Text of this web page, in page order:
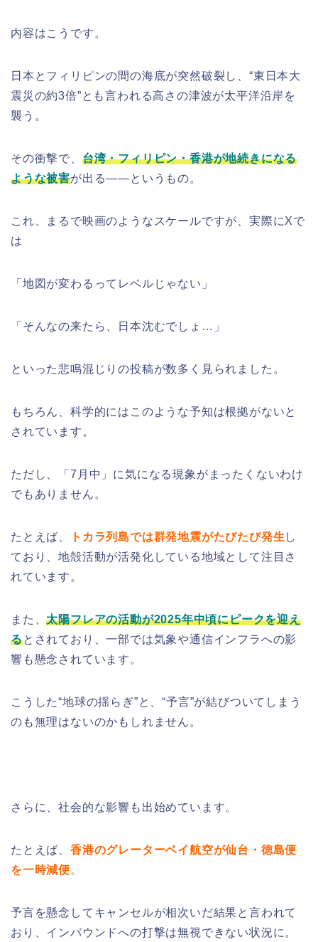
内容はこうです。
日本とフィリピンの間の海底が突然破裂し、“東日本大
震災の約3倍”とも言われる高さの津波が太平洋沿岸を
襲う。
その衝撃で、 台湾・フィリピン・香港が地続きになる
ような被害が出る——というもの。
これ、まるで映画のようなスケールですが、実際にXで
は
「地図が変わるってレベルじゃない」
「そんなの来たら、日本沈むでしょ…」
といった悲鳴混じりの投稿が数多く見られました。
もちろん、科学的にはこのような予知は根拠がないと
されています。
ただし、「7月中」に気になる現象がまったくないわけ
でもありません。
たとえば、 トカラ列島では群発地震がたびたび発生 し
ており、地殻活動が活発化している地域として注目さ
れています。
また、太陽フレアの活動が2025年中頃にピークを迎え
るとされており、一部では気象や通信インフラへの影
響も懸念されています。
こうした“地球の揺らぎ”と、“予言”が結びついてしまう
のも無理はないのかもしれません。
さらに、社会的な影響も出始めています。
たとえば、 香港のグレーターベイ航空が仙台・徳島便
を一時減便。
予言を懸念してキャンセルが相次いだ結果と言われて
おり、インバウンドへの打撃は無視できない状況に。